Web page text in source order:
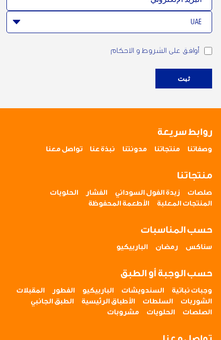
أوافق على الشروط و الاحكام
ثبت
روابط سريعة
وصفاتنا منتجاتنا مدونتنا نبذة عنا تواصل معنا
منتجاتنا
صلصات زبدة الفول السوداني الفشار
الحلويات
المنتجات المعلبة
الأطعمة المحفوظة
حسب المناسبات
سناكس رمضان الباربيكيو
حسب الوجبة أو الطبق
وجبات نباتية السندويشات الباربيكيو الفطور
المقبلات
الشوربات
السلطات الأطباق الرئيسية
الطبق الجانبي
الصلصات
الحلويات مشروبات